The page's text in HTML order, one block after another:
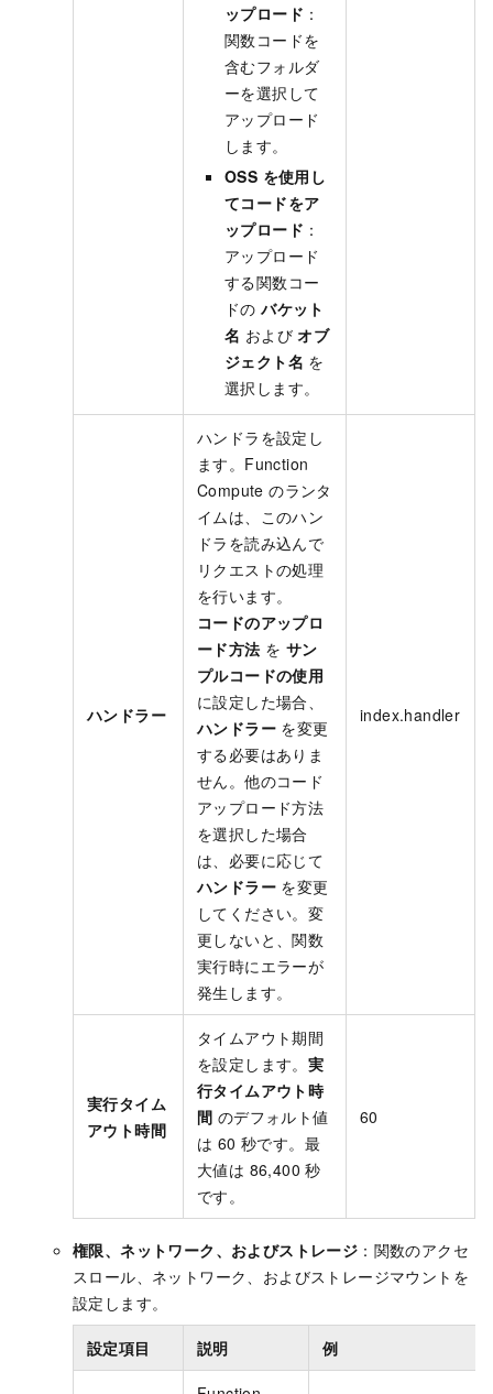
ップロード ：
関数コードを
含むフォルダ
ーを選択して
アップロード
します。
OSS を使用し
てコードをア
ップロード ：
アップロード
する関数コー
ドのバケット
名 およびオブ
ジェクト名 を
選択します。
ハンドラー
ハンドラを設定し
ます。Function
Compute のランタ
イムは、このハン
ドラを読み込んで
リクエストの処理
を行います。
コードのアップロ
ード方法 を サン
プルコードの使用
に設定した場合、
ハンドラー を変更
する必要はありま
せん。他のコード
アップロード方法
を選択した場合
は、必要に応じて
ハンドラー を変更
してください。変
更しないと、関数
実行時にエラーが
発生します。
index.handler
実行タイム
アウト時間
タイムアウト期間
を設定します。 実
行タイムアウト時
間 のデフォルト値
は 60 秒です。最
大値は 86,400 秒
です。
60
権限、ネットワーク、およびストレージ ：関数のアクセ
スロール、ネットワーク、およびストレージマウントを
設定します。
設定項目 説明 例